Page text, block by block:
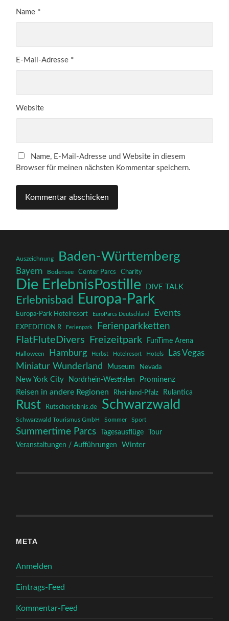
Name *
E-Mail-Adresse *
Website
Name, E-Mail-Adresse und Website in diesem
Browser für meinen nächsten Kommentar speichern.
Auszeichnung Baden-Württemberg
Bayern Bodensee Center Parcs Charity
Die ErlebnisPostille DIVE TALK
Erlebnisbad Europa-Park
Europa-Park Hotelresort EuroParcs Deutschland Events
EXPEDITION R Ferienpark Ferienparkketten
FlatFluteDivers Freizeitpark FunTime Arena
Halloween Hamburg Herbst Hotelresort Hotels
Las Vegas
Miniatur Wunderland
Museum Nevada
New York City Nordrhein-Westfalen Prominenz
Reisen in andere Regionen Rheinland-Pfalz Rulantica
Rust Rutscherlebnis.de Schwarzwald
Schwarzwald Tourismus GmbH Sommer Sport
Summertime Parcs Tagesausflüge
Tour
Veranstaltungen / Aufführungen
Winter
META
Anmelden
Eintrags-Feed
Kommentar-Feed